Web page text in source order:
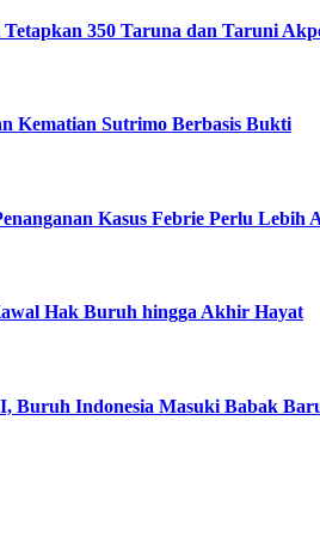
350 Taruna dan Taruni
Kematian Sutrimo Berbasis Bukti
Kasus Febrie Perlu Lebih
Hak Buruh hingga Akhir Hayat
Buruh Indonesia Masuki Babak